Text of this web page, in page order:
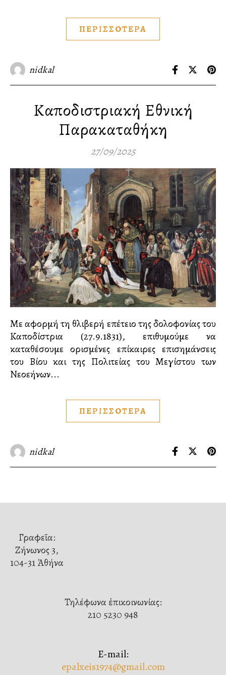
ΠΕΡΙΣΣΟΤΕΡΑ
nidkal
Καποδιστριακή Εθνική
Παρακαταθήκη
27/09/2025
Με αφορμή τη θλιβερή επέτειο της δολοφονίας του
Καποδίστρια (27.9.1831), επιθυμούμε να
καταθέσουμε ορισμένες επίκαιρες επισημάνσεις
του Βίου και της Πολιτείας του Μεγίστου των
Νεοελλήνων...
ΠΕΡΙΣΣΟΤΕΡΑ
nidkal
Γραφεῖα:
Ζήνωνος 3,
104-31 Ἀθήνα
Τηλέφωνα ἐπικοινωνίας:
210 5230 948
E-mail:
epalxeis1974@gmail.com